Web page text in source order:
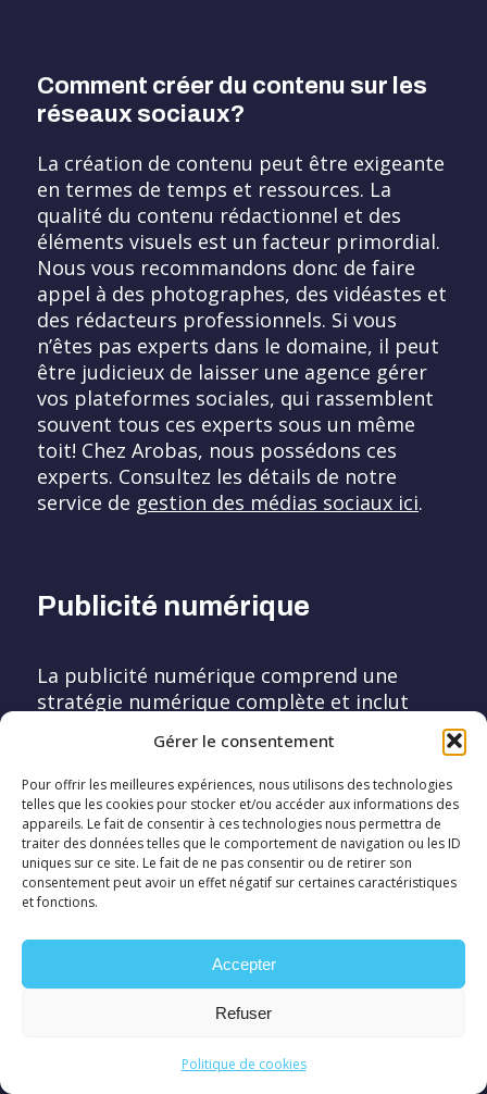
Gérer le consentement
Pour offrir les meilleures expériences, nous utilisons des technologies
telles que les cookies pour stocker et/ou accéder aux informations des
appareils. Le fait de consentir à ces technologies nous permettra de
traiter des données telles que le comportement de navigation ou les ID
uniques sur ce site. Le fait de ne pas consentir ou de retirer son
consentement peut avoir un effet négatif sur certaines caractéristiques
et fonctions.
Accepter
Refuser
Politique de cookies
Comment créer du contenu sur les
réseaux sociaux?
La création de contenu peut être exigeante
en termes de temps et ressources. La
qualité du contenu rédactionnel et des
éléments visuels est un facteur primordial.
Nous vous recommandons donc de faire
appel à des photographes, des vidéastes et
des rédacteurs professionnels. Si vous
n’êtes pas experts dans le domaine, il peut
être judicieux de laisser une agence gérer
vos plateformes sociales, qui rassemblent
souvent tous ces experts sous un même
toit! Chez Arobas, nous possédons ces
experts. Consultez les détails de notre
service de gestion des médias sociaux ici.
Publicité numérique
La publicité numérique comprend une
stratégie numérique complète et inclut
plusieurs plateformes Web pour vous aider
à atteindre vos objectifs.